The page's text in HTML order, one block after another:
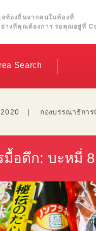
ท้องถิ่นจากคนในท้องที่
างที่คุณต้องการ รอคุณอยู่ที่
Search
| กองบรรณาธิการ
มื้อดึก: บะหมี่